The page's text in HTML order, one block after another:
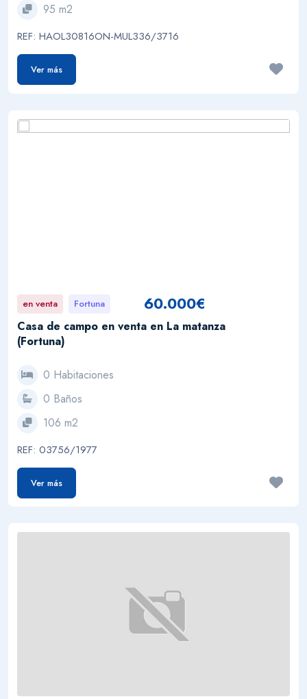
95 m2
REF: HAOL30816ON-MUL336/3716
Ver más
en venta Fortuna 60.000€
Casa de campo en venta en La matanza
(Fortuna)
0 Habitaciones
0 Baños
106 m2
REF: 03756/1977
Ver más